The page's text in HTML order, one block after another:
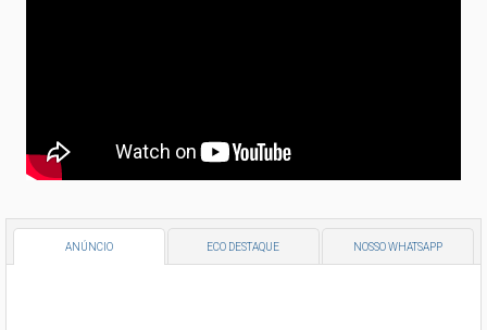
ANÚNCIO ECO DESTAQUE NOSSO WHATSAPP